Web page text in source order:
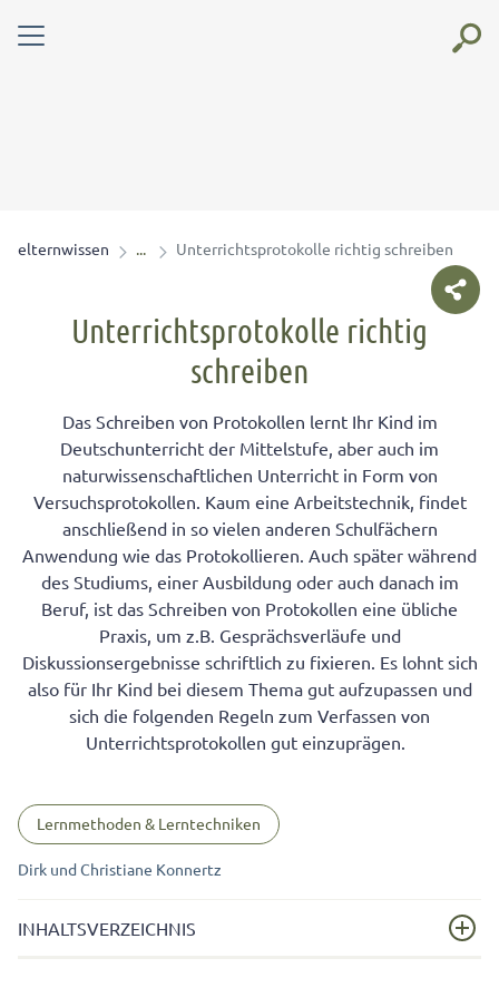
elternwissen Unterrichtsprotokolle richtig schreiben
Unterrichtsprotokolle richtig
schreiben
Das Schreiben von Protokollen lernt Ihr Kind im
Deutschunterricht der Mittelstufe, aber auch im
naturwissenschaftlichen Unterricht in Form von
Versuchsprotokollen. Kaum eine Arbeitstechnik, findet
anschließend in so vielen anderen Schulfächern
Anwendung wie das Protokollieren. Auch später während
des Studiums, einer Ausbildung oder auch danach im
Beruf, ist das Schreiben von Protokollen eine übliche
Praxis, um z.B. Gesprächsverläufe und
Diskussionsergebnisse schriftlich zu fixieren. Es lohnt sich
also für Ihr Kind bei diesem Thema gut aufzupassen und
sich die folgenden Regeln zum Verfassen von
Unterrichtsprotokollen gut einzuprägen.
Lernmethoden & Lerntechniken
Dirk und Christiane Konnertz
INHALTSVERZEICHNIS